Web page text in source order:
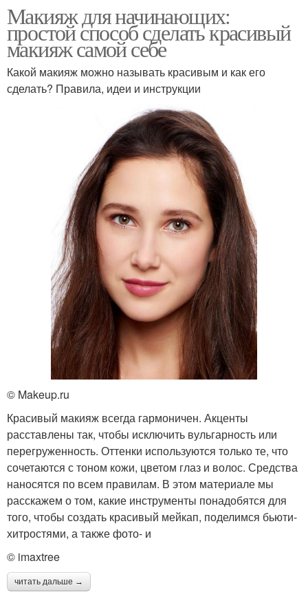
Макияж для начинающих:
простой способ сделать красивый
макияж самой себе
Какой макияж можно называть красивым и как его
сделать? Правила, идеи и инструкции
© Makeup.ru
Красивый макияж всегда гармоничен. Акценты
расставлены так, чтобы исключить вульгарность или
перегруженность. Оттенки используются только те, что
сочетаются с тоном кожи, цветом глаз и волос. Средства
наносятся по всем правилам. В этом материале мы
расскажем о том, какие инструменты понадобятся для
того, чтобы создать красивый мейкап, поделимся бьюти-
хитростями, а также фото- и
© imaxtree
читать дальше →